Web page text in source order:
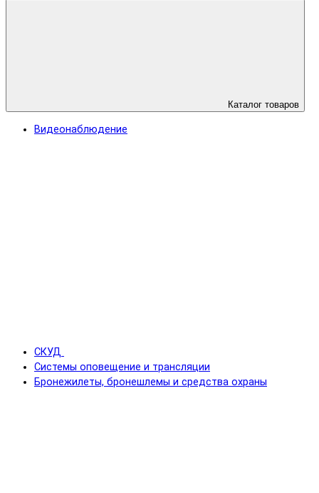
Каталог товаров
Видеонаблюдение
СКУД
Системы оповещение и трансляции
Бронежилеты, бронешлемы и средства охраны